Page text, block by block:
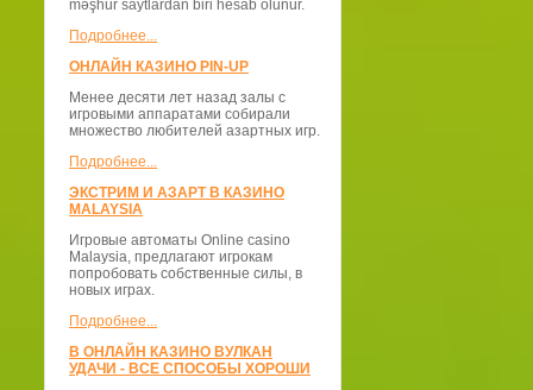
məşhur saytlardan biri hesab olunur.
Подробнее...
ОНЛАЙН КАЗИНО PIN-UP
Менее десяти лет назад залы с
игровыми аппаратами собирали
множество любителей азартных игр.
Подробнее...
ЭКСТРИМ И АЗАРТ В КАЗИНО
MALAYSIA
Игровые автоматы Online casino
Malaysia, предлагают игрокам
попробовать собственные силы, в
новых играх.
Подробнее...
В ОНЛАЙН КАЗИНО ВУЛКАН
УДАЧИ - ВСЕ СПОСОБЫ ХОРОШИ